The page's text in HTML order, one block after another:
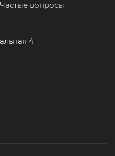
Частые вопросы
4